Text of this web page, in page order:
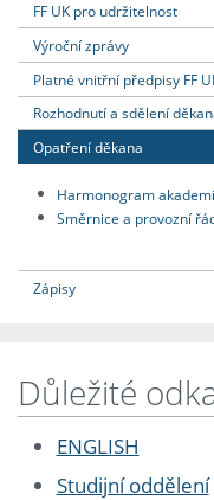
FF UK pro udržitelnost
Výroční zprávy
Platné vnitřní předpisy FF
Rozhodnutí a sdělení
Opatření děkana
Harmonogram
Směrnice a provozní
Zápisy
Důležité
ENGLISH
Studijní oddělení